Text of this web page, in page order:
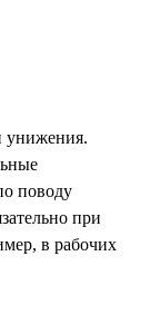
унижения.
поводу
при
в рабочих